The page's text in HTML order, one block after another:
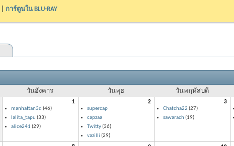
การ์ตูนใน BLU-RAY
วันอังคาร วันพุธ วันพฤหัสบดี
1
manhattan3d (46)
lalita_tapu (33)
alice241 (29)
2
supercap
capzaa
Twitty(36)
vazilli (29)
3
Chatcha22 (27)
sawarach (19)